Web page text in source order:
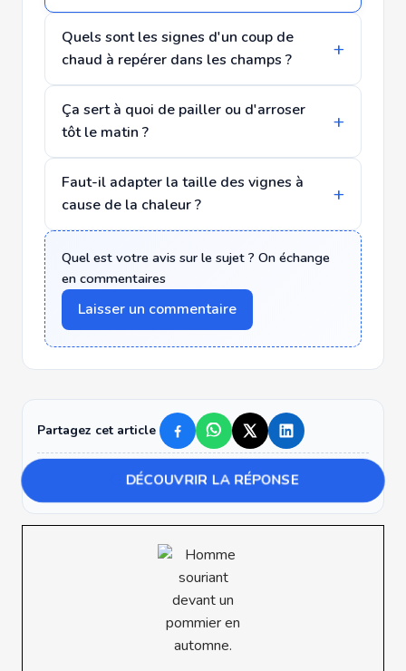
Quels sont les signes d'un coup de
chaud à repérer dans les champs ?
Ça sert à quoi de pailler ou d'arroser
tôt le matin ?
Faut-il adapter la taille des vignes à
cause de la chaleur ?
Quel est votre avis sur le sujet ? On échange
en commentaires
Laisser un commentaire
Partagez cet article
DÉCOUVRIR LA RÉPONSE